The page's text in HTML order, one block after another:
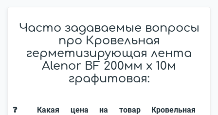
Часто задаваемые вопросы
про Кровельная
герметизирующая лента
Alenor BF 200мм x 10м
графитовая:
❓ Какая цена на товар Кровельная